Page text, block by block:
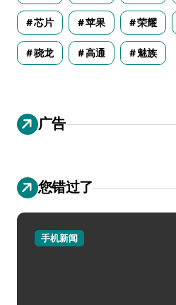
芯片 苹果 荣耀
骁龙 高通 魅族
广告
您错过了
手机新闻